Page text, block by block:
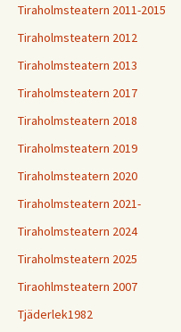
Tiraholmsteatern 2011-2015
Tiraholmsteatern 2012
Tiraholmsteatern 2013
Tiraholmsteatern 2017
Tiraholmsteatern 2018
Tiraholmsteatern 2019
Tiraholmsteatern 2020
Tiraholmsteatern 2021-
Tiraholmsteatern 2024
Tiraholmsteatern 2025
Tiraohlmsteatern 2007
Tjäderlek1982